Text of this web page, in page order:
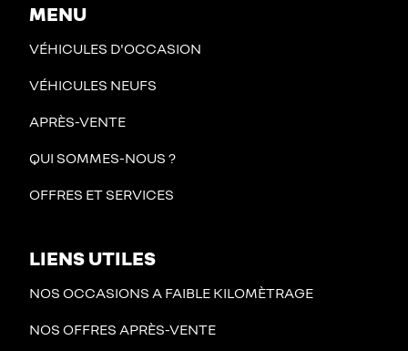
MENU
VÉHICULES D'OCCASION
VÉHICULES NEUFS
APRÈS-VENTE
QUI SOMMES-NOUS ?
OFFRES ET SERVICES
LIENS UTILES
NOS OCCASIONS A FAIBLE KILOMÈTRAGE
NOS OFFRES APRÈS-VENTE